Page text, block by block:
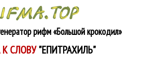
рифм«Большой крокодил»
СЛОВУ"ЕПИТРАХИЛЬ"